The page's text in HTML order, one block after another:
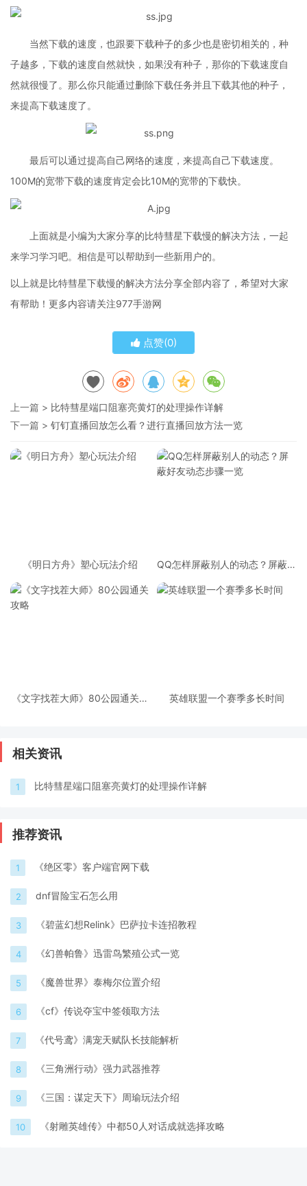
当然下载的速度，也跟要下载种子的多少也是密切相关的，种
子越多，下载的速度自然就快，如果没有种子，那你的下载速度自
然就很慢了。那么你只能通过删除下载任务并且下载其他的种子，
来提高下载速度了。
最后可以通过提高自己网络的速度，来提高自己下载速度。
100M的宽带下载的速度肯定会比10M的宽带的下载快。
上面就是小编为大家分享的比特彗星下载慢的解决方法，一起
来学习学习吧。相信是可以帮助到一些新用户的。
以上就是比特彗星下载慢的解决方法分享全部内容了，希望对大家
有帮助！更多内容请关注977手游网
点赞(0)
上一篇 > 比特彗星端口阻塞亮黄灯的处理操作详解
下一篇 > 钉钉直播回放怎么看？进行直播回放方法一览
《明日方舟》塑心玩法介绍
QQ怎样屏蔽别人的动态？屏蔽好
《文字找茬大师》80公园通关攻
英雄联盟一个赛季多长时间
相关资讯
1 比特彗星端口阻塞亮黄灯的处理操作详解
推荐资讯
1 《绝区零》客户端官网下载
2 dnf冒险宝石怎么用
3 《碧蓝幻想Relink》巴萨拉卡连招教程
4 《幻兽帕鲁》迅雷鸟繁殖公式一览
5 《魔兽世界》泰梅尔位置介绍
6 《cf》传说夺宝中签领取方法
7 《代号鸢》满宠天赋队长技能解析
8 《三角洲行动》强力武器推荐
9 《三国：谋定天下》周瑜玩法介绍
10 《射雕英雄传》中都50人对话成就选择攻略